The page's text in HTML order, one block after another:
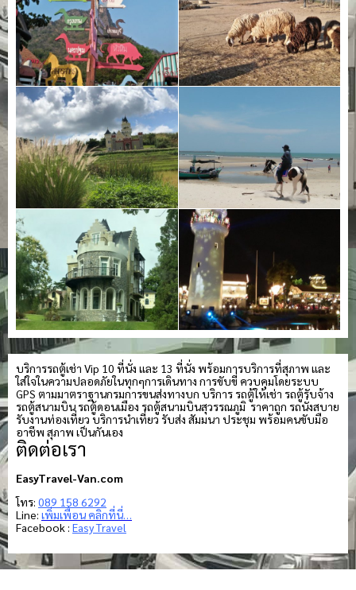
บริการรถตู้เช่า Vip 10 ที่นั่ง และ 13 ที่นั่ง พร้อมการบริการที่สุภาพ และ
ใส่ใจในความปลอดภัยในทุกๆการเดินทาง การขับขี่ ควบคุมโดยระบบ
GPS ตามมาตราฐานกรมการขนส่งทางบก บริการ รถตู้ให้เช่า รถตู้รับจ้าง
รถตู้สนามบิน รถตู้ดอนเมือง รถตู้สนามบินสุวรรณภูมิ ราคาถูก รถนั่งสบาย
รับงานท่องเที่ยว บริการนำเที่ยว รับส่ง สัมมนา ประชุม พร้อมคนขับมือ
อาชีพ สุภาพ เป็นกันเอง
ติดต่อเรา
EasyTravel-Van.com
โทร: 089 158 6292
Line: เพิ่มเพื่อน คลิกที่นี่…
Facebook : Easy Travel